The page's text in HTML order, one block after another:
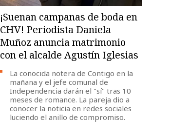
¡Suenan campanas de boda en
CHV! Periodista Daniela
Muñoz anuncia matrimonio
con el alcalde Agustín Iglesias
La conocida notera de Contigo en la
mañana y el jefe comunal de
Independencia darán el "sí" tras 10
meses de romance. La pareja dio a
conocer la noticia en redes sociales
luciendo el anillo de compromiso.